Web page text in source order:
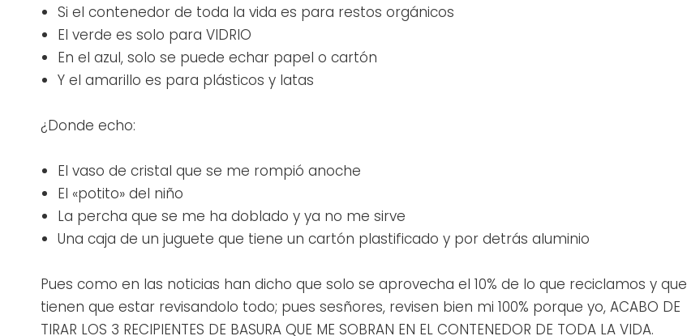
Si el contenedor de toda la vida es para restos orgánicos
El verde es solo para VIDRIO
En el azul, solo se puede echar papel o cartón
Y el amarillo es para plásticos y latas
¿Donde echo:
El vaso de cristal que se me rompió anoche
El «potito» del niño
La percha que se me ha doblado y ya no me sirve
Una caja de un juguete que tiene un cartón plastificado y por detrás aluminio
Pues como en las noticias han dicho que solo se aprovecha el 10% de lo que reciclamos y que
tienen que estar revisandolo todo; pues sesñores, revisen bien mi 100% porque yo, ACABO DE
TIRAR LOS 3 RECIPIENTES DE BASURA QUE ME SOBRAN EN EL CONTENEDOR DE TODA LA VIDA.